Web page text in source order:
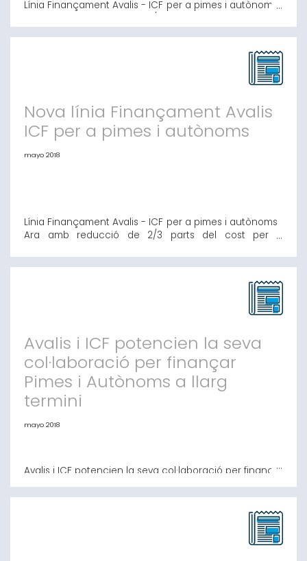
Línia Finançament Avalis - ICF per a pimes i autònoms
operacions productives i de creixement. Consulta les
de Finances amb aquesta línia us ofereix Condicions
Preferencials: Préstec per a inversió fins a 10 anys
Nova línia Finançament Avalis
ICF per a pimes i autònoms
mayo 2018
Línia Finançament Avalis - ICF per a pimes i autònoms
Ara amb reducció de 2/3 parts del cost per a
condicions aquí. Avalis de Catalunya i l’Institut Català
Preferencials: · Préstec per a inversió fins a 10 anys ·
Avalis i ICF potencien la seva
col·laboració per finançar
Pimes i Autònoms a llarg
termini
mayo 2018
Avalis i ICF potencien la seva col·laboració per finançar
finançament tant per inversió com per a circulant en
format préstec Barcelona, 3 de maig de 2018.- Avalis
de Catalunya Societat de Garantia Recíproca (S.G.R)
conjuntament amb l’Institut Català de Finances (ICF)